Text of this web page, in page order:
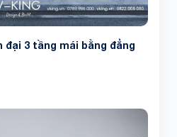
3 tầng mái bằng đẳng